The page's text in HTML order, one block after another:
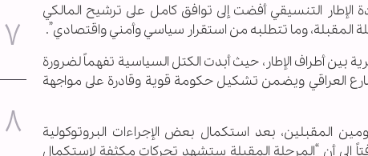
الإطار التنسيقي أفضت إلى توافق كامل على ترشيح المالكي
المقبلة، وما تتطلبه من استقرار سياسي وأمني واقتصادي”.
أطراف الإطار، حيث أبدت الكتل السياسية تفهماً لضرورة
العراقي ويضمن تشكيل حكومة قوية وقادرة على مواجهة
المقبلين، بعد استكمال بعض الإجراءات البروتوكولية
إلى أن “المرحلة المقبلة ستشهد تحركات مكثفة لاستكمال